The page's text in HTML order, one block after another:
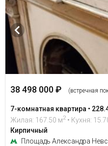
38 498 000 ₽ (встречная
7-комнатная квартира •
Жилая: 167.50 м2 • Кухня:
Кирпичный
Площадь Александра